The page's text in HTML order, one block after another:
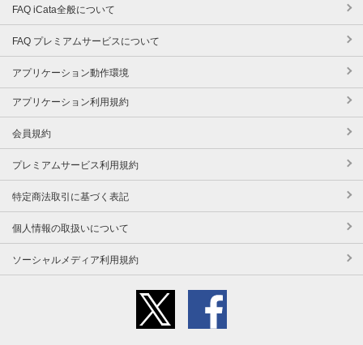
FAQ iCata全般について
FAQ プレミアムサービスについて
アプリケーション動作環境
アプリケーション利用規約
会員規約
プレミアムサービス利用規約
特定商法取引に基づく表記
個人情報の取扱いについて
ソーシャルメディア利用規約